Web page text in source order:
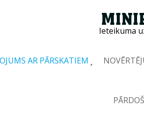
Ieteikuma
AR PĀRSKATIEM